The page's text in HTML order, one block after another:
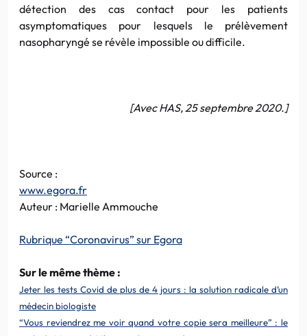
détection des cas contact pour les patients
asymptomatiques pour lesquels le prélèvement
nasopharyngé se révèle impossible ou difficile.
[Avec HAS, 25 septembre 2020.]
Source :
www.egora.fr
Auteur : Marielle Ammouche
Rubrique “Coronavirus” sur Egora
Sur le même thème :
Jeter les tests Covid de plus de 4 jours : la solution radicale d’un
médecin biologiste
“Vous reviendrez me voir quand votre copie sera meilleure” : le